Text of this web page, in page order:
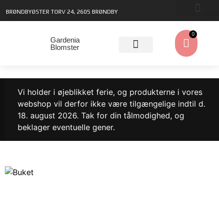
BRØNDBYØSTER TORV 24, 2605 BRØNDBY
Gardenia
Blomster
0
Vi holder i øjeblikket ferie, og produkterne i vores
webshop vil derfor ikke være tilgængelige indtil d.
18. august 2026. Tak for din tålmodighed, og
beklager eventuelle gener.